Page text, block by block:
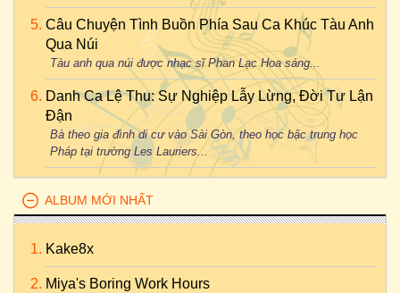
Câu Chuyện Tình Buồn Phía Sau Ca Khúc Tàu Anh
Qua Núi
Tàu anh qua núi được nhạc sĩ Phan Lạc Hoa sáng...
Danh Ca Lệ Thu: Sự Nghiệp Lẫy Lừng, Đời Tư Lận
Đận
Bà theo gia đình di cư vào Sài Gòn, theo học bậc trung học
Pháp tại trường Les Lauriers...
ALBUM MỚI NHẤT
Kake8x
Miya's Boring Work Hours